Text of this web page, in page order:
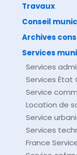
Direction de l'information
Travaux
Conseil
Archives
Services
Services
Services État
Service
Location de
Service
Services
France